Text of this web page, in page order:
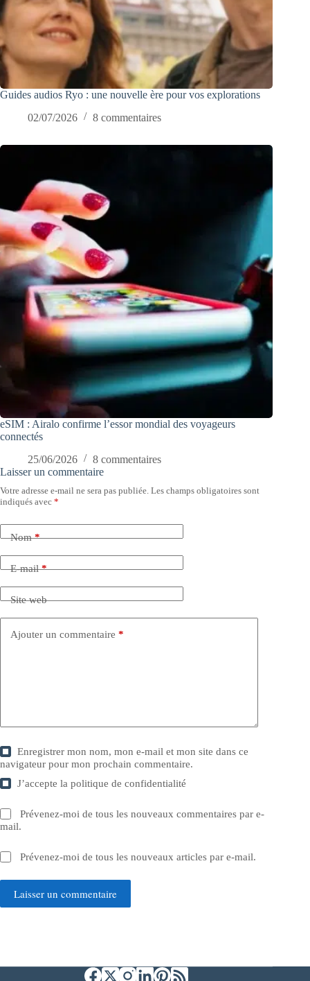
Guides audios Ryo : une nouvelle ère pour vos explorations
02/07/2026
8 commentaires
eSIM : Airalo confirme l’essor mondial des voyageurs
connectés
25/06/2026
8 commentaires
Laisser un commentaire
Votre adresse e-mail ne sera pas publiée. Les champs obligatoires sont
indiqués avec *
Nom*
E-mail*
Site web
Ajouter un commentaire *
Enregistrer mon nom, mon e-mail et mon site dans ce
navigateur pour mon prochain commentaire.
J’accepte lapolitique de confidentialité
Prévenez-moi de tous les nouveaux commentaires par e-
mail.
Prévenez-moi de tous les nouveaux articles par e-mail.
Laisser un commentaire